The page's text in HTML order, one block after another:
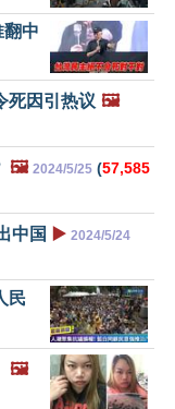
中
死因引热议 🖼️
🖼️ 2024/5/25 (57,585
中国 ▶️ 2024/5/24
民
🖼️